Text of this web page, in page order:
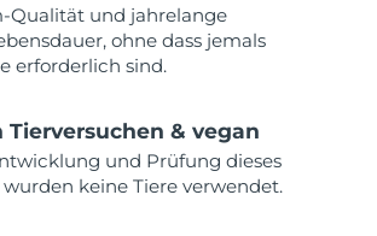
Qualität und jahrelange
ohne dass jemals
erforderlich sind.
Tierversuchen & vegan
und Prüfung dieses
keine Tiere verwendet.